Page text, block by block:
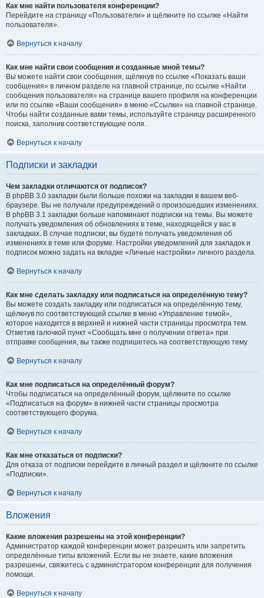
Как мне найти пользователя конференции?
Перейдите на страницу «Пользователи» и щёлкните по ссылке «Найти
пользователя».
Вернуться к началу
Как мне найти свои сообщения и созданные мной темы?
Вы можете найти свои сообщения, щёлкнув по ссылке «Показать ваши
сообщения» в личном разделе на главной странице, по ссылке «Найти
сообщения пользователя» на странице вашего профиля на конференции
или по ссылке «Ваши сообщения» в меню «Ссылки» на главной странице.
Чтобы найти созданные вами темы, используйте страницу расширенного
поиска, заполнив соответствующие поля.
Вернуться к началу
Подписки и закладки
Чем закладки отличаются от подписок?
В phpBB 3.0 закладки были больше похожи на закладки в вашем веб-
браузере. Вы не получали предупреждений о произошедших изменениях.
В phpBB 3.1 закладки больше напоминают подписки на темы. Вы можете
получать уведомления об обновлениях в теме, находящейся у вас в
закладках. В случае подписки, вы будете получать уведомления об
изменениях в теме или форуме. Настройки уведомлений для закладок и
подписок можно задать на вкладке «Личные настройки» личного раздела.
Вернуться к началу
Как мне сделать закладку или подписаться на определённую тему?
Вы можете создать закладку или подписаться на определённую тему,
щёлкнув по соответствующей ссылке в меню «Управление темой»,
которое находится в верхней и нижней части страницы просмотра тем.
Отметив галочкой пункт «Сообщать мне о получении ответа» при
отправке сообщения, вы также подпишетесь на соответствующую тему.
Вернуться к началу
Как мне подписаться на определённый форум?
Чтобы подписаться на определённый форум, щёлкните по ссылке
«Подписаться на форум» в нижней части страницы просмотра
соответствующего форума.
Вернуться к началу
Как мне отказаться от подписки?
Для отказа от подписки перейдите в личный раздел и щёлкните по ссылке
«Подписки».
Вернуться к началу
Вложения
Какие вложения разрешены на этой конференции?
Администратор каждой конференции может разрешить или запретить
определённые типы вложений. Если вы не знаете, какие вложения
разрешены, свяжитесь с администратором конференции для получения
помощи.
Вернуться к началу